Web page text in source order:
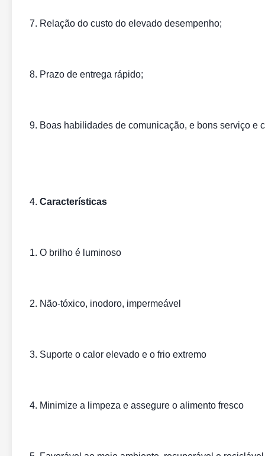
7. Relação do custo do elevado desempenho;
8. Prazo de entrega rápido;
9. Boas habilidades de comunicação, e bons serviço e
4. Características
1. O brilho é luminoso
2. Não-tóxico, inodoro, impermeável
3. Suporte o calor elevado e o frio extremo
4. Minimize a limpeza e assegure o alimento fresco